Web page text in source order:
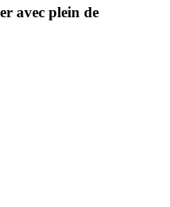
avec plein de